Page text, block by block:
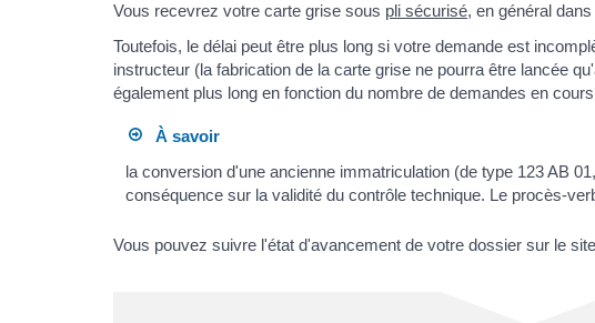
Vous recevrez votre carte grise sous pli sécurisé, en général
Toutefois, le délai peut être plus long si votre demande est
instructeur (la fabrication de la carte grise ne pourra être lancée
également plus long en fonction du nombre de demandes en
À savoir
la conversion d'une ancienne immatriculation (de type 123 AB
conséquence sur la validité du contrôle technique. Le procès-
Vous pouvez suivre l'état d'avancement de votre dossier sur le